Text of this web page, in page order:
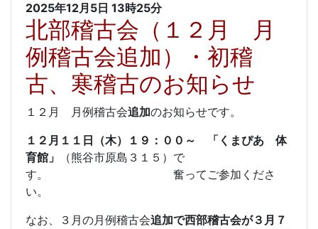
2025年12月5日 13時25分
北部稽古会（１２月 月
例稽古会追加）・初稽
古、寒稽古のお知らせ
１２月 月例稽古会追加のお知らせです。
１２月１１日（木）１９：００～ 「くまぴあ 体
育館」
（熊谷市原島３１５）で
す。 奮ってご参加くださ
い。
なお、３月の月例稽古会追加で西部稽古会が３月７